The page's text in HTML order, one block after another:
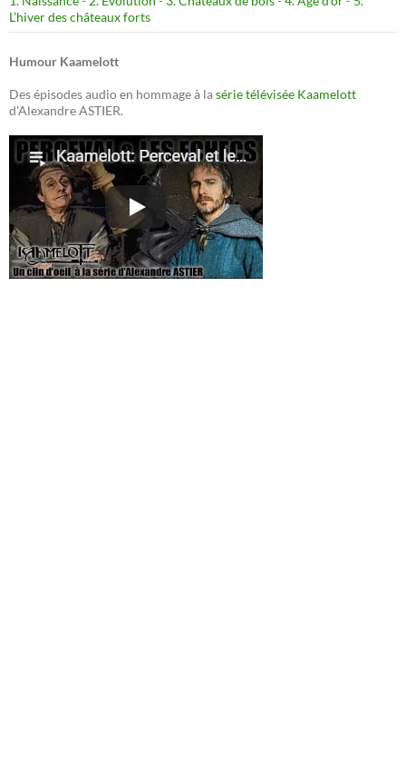
L’hiver des châteaux forts
Humour Kaamelott
Des épisodes audio en hommage à lasérie télévisée Kaamelott
d'Alexandre ASTIER.